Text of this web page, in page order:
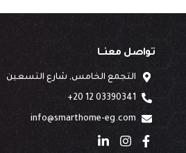
تواصل معنـــا
التجمع الخامس, شارع التسعين
03390341 12 20+
info@smarthome-eg.com